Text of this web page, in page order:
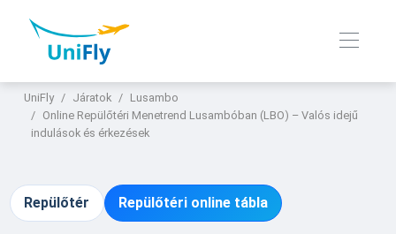
UniFly Járatok
Lusambo
Online Repülőtéri Menetrend Lusambóban (LBO) – Valós idejű
indulások és érkezések
Repülőtér Repülőtéri online tábla